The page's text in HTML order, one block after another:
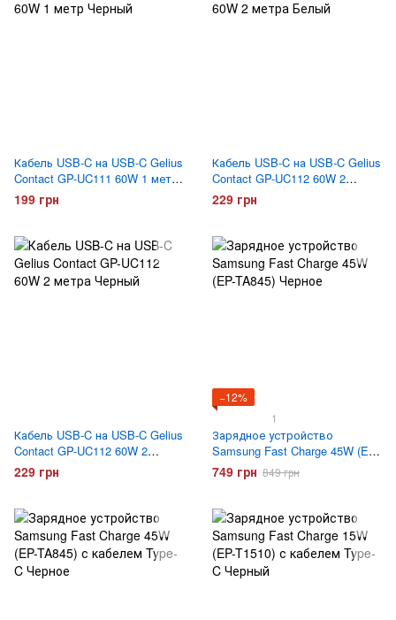
Кабель USB-C на USB-C Gelius
Contact GP-UC111 60W 1 метр
Черный
199 грн
Кабель USB-C на USB-C Gelius
Contact GP-UC112 60W 2
метра Белый
229 грн
Кабель USB-C на USB-C Gelius
Contact GP-UC112 60W 2
метра Черный
229 грн
−12%
1
Зарядное устройство
Samsung Fast Charge 45W (EP-
TA845) Черное
749 грн 849 грн